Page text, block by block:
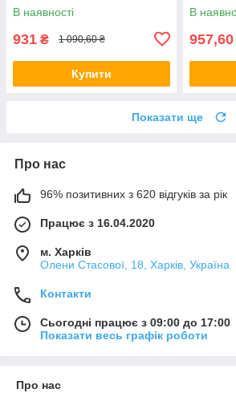
В наявності
931 ₴ 1 090,60 ₴
Купити
В
957,60
Показати ще
Про нас
96% позитивних з 620 відгуків за рік
Працює з 16.04.2020
м. Харків
Олени Стасової, 18, Харків, Україна
Контакти
Сьогодні працює з 09:00 до 17:00
Показати весь графік роботи
Про нас